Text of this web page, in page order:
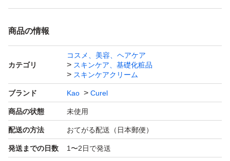
《購入時期》2026年4月
■潤い成分(セラミド機能成分・ユーカリエキス・アスナロ
エキス）配合
セラミドの働きを補い 潤い肌に保つ
■ 乾燥による小じわを目立たなくする
■ 肌のハリ向上成分(保湿剤：ショウキョウエキス・グリ
セリン)配合
商品の情報
カテゴリ
コスメ、美容、ヘアケア
スキンケア、基礎化粧品
スキンケアクリーム
ブランド Kao Curel
商品の状態 未使用
配送の方法 おてがる配送（日本郵便）
発送までの日数 1〜2日で発送